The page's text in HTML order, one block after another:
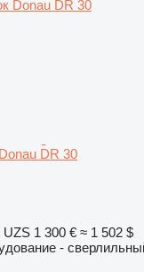
DR 30
UZS 1 300 € ≈ 1 502 $
-